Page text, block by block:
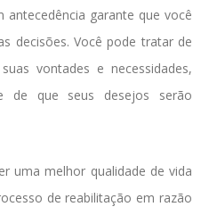
garante que você
decisões. Você pode tratar de
vontades e necessidades,
de que seus desejos serão
uma melhor qualidade de vida
de reabilitação em razão